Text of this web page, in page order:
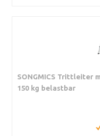
SONGMICS Trittleiter
150 kg belastbar